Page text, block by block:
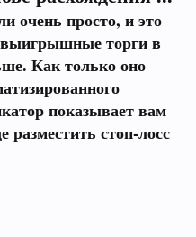
очень просто, и это
торги в
Как только оно
показывает вам
разместить стоп-лосс